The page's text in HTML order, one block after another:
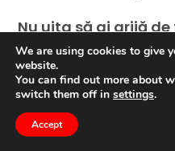
Nu uita să ai grijă
de cei dragi!
Fotografia
Unsplash.com
We are using cookies to give
website.
You can find out more about
switch them off in settings.
Accept